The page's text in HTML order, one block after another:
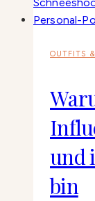
OUTFITS
und
bin